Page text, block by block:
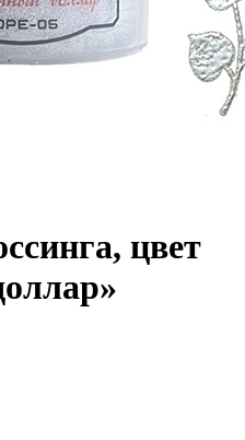
цвет